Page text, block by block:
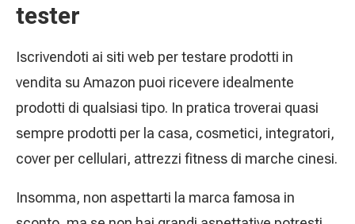
tester
Iscrivendoti ai siti web per testare prodotti in
vendita su Amazon puoi ricevere idealmente
prodotti di qualsiasi tipo. In pratica troverai quasi
sempre prodotti per la casa, cosmetici, integratori,
cover per cellulari, attrezzi fitness di marche cinesi.
Insomma, non aspettarti la marca famosa in